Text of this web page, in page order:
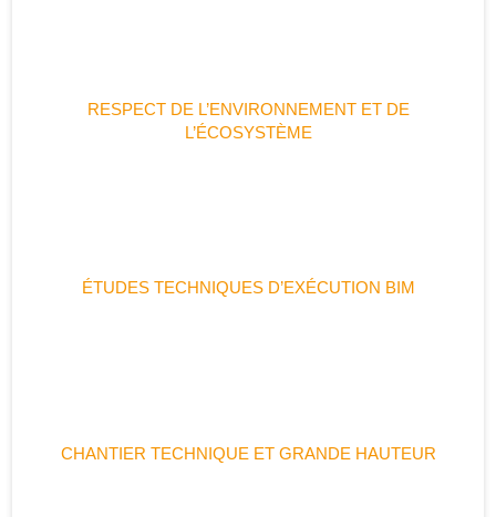
RESPECT DE L’ENVIRONNEMENT ET DE
L’ÉCOSYSTÈME
ÉTUDES TECHNIQUES D’EXÉCUTION BIM
CHANTIER TECHNIQUE ET GRANDE HAUTEUR